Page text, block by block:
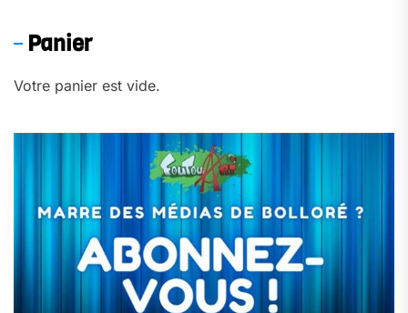
Panier
Votre panier est vide.